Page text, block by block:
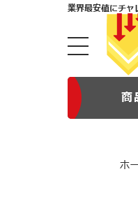
業界最安値にチャ
商
ホ